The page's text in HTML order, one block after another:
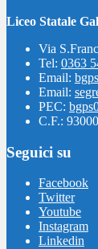
Liceo Statale
Via
Tel: 0363
Email:
Email:
PEC:
C.F.:
Seguici su
Facebook
Twitter
Youtube
Instagram
Linkedin